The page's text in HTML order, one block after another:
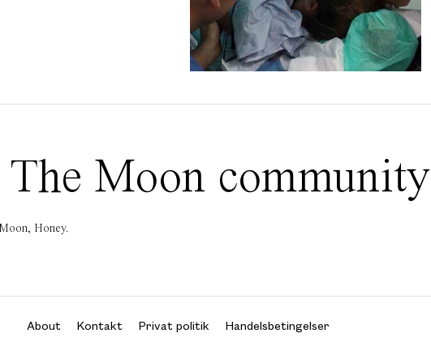
Moon community
Honey.
About Kontakt Privat politik Handelsbetingelser